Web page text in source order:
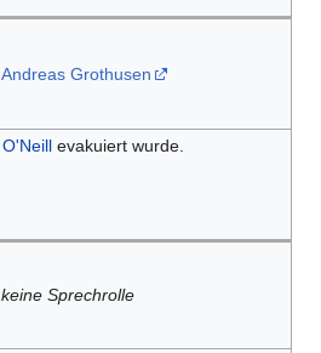
Andreas Grothusen
evakuiert wurde.
keine Sprechrolle